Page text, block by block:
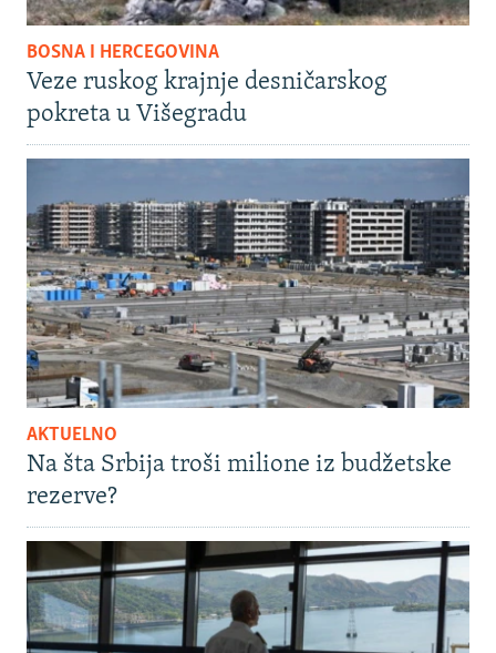
BOSNA I HERCEGOVINA
Veze ruskog krajnje desničarskog
pokreta u Višegradu
AKTUELNO
Na šta Srbija troši milione iz budžetske
rezerve?